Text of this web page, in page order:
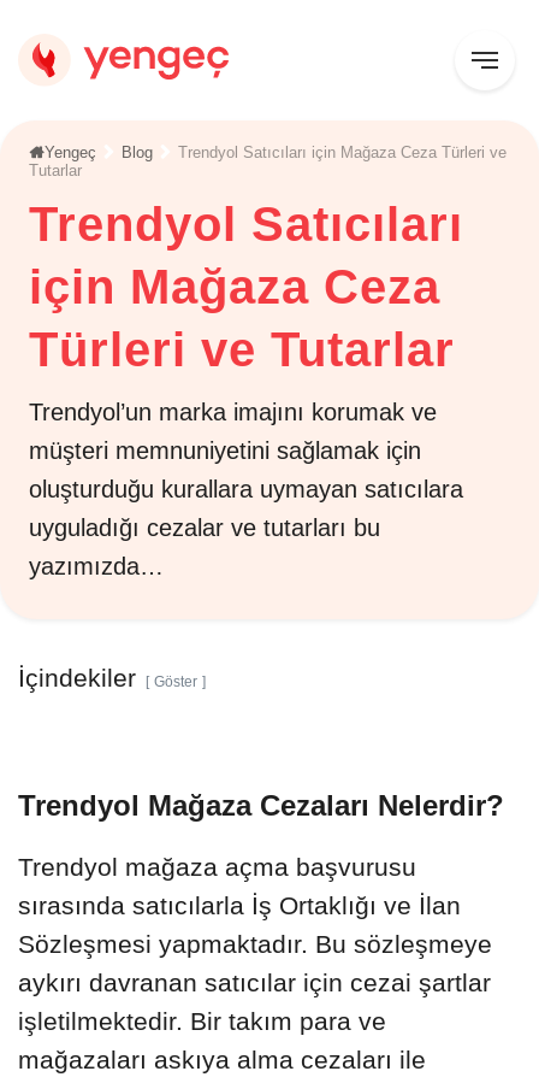
Yengeç Blog
Trendyol Satıcıları için Mağaza Ceza Türleri ve
Tutarlar
Trendyol Satıcıları
için Mağaza Ceza
Türleri ve Tutarlar
Trendyol’un marka imajını korumak ve
müşteri memnuniyetini sağlamak için
oluşturduğu kurallara uymayan satıcılara
uyguladığı cezalar ve tutarları bu
yazımızda…
Trendyol Mağaza Cezaları Nelerdir?
Trendyol mağaza açma başvurusu
sırasında satıcılarla İş Ortaklığı ve İlan
Sözleşmesi yapmaktadır. Bu sözleşmeye
aykırı davranan satıcılar için cezai şartlar
işletilmektedir. Bir takım para ve
mağazaları askıya alma cezaları ile
İçindekiler Göster